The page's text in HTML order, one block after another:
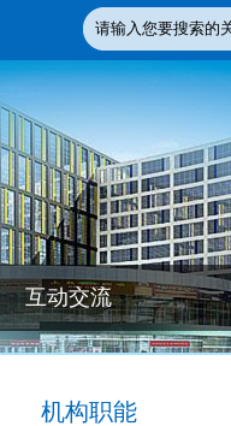
互动交流
机构职能